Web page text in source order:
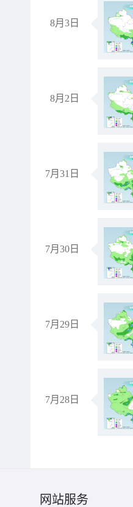
8月3日
8月2日
7月31日
7月30日
7月29日
7月28日
网站服务